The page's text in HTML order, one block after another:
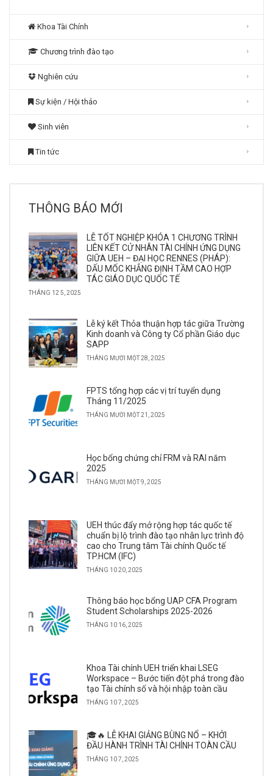
Khoa Tài Chính
Chương trình đào tạo
Nghiên cứu
Sự kiện / Hội thảo
Sinh viên
Tin tức
THÔNG BÁO MỚI
LỄ TỐT NGHIỆP KHÓA 1 CHƯƠNG TRÌNH
LIÊN KẾT CỬ NHÂN TÀI CHÍNH ỨNG DỤNG
GIỮA UEH – ĐẠI HỌC RENNES (PHÁP):
DẤU MỐC KHẲNG ĐỊNH TẦM CAO HỢP
TÁC GIÁO DỤC QUỐC TẾ
THÁNG 12 5, 2025
Lễ ký kết Thỏa thuận hợp tác giữa Trường
Kinh doanh và Công ty Cổ phần Giáo dục
SAPP
THÁNG MƯỜI MỘT 28, 2025
FPTS tổng hợp các vị trí tuyển dụng
Tháng 11/2025
THÁNG MƯỜI MỘT 21, 2025
Học bổng chứng chỉ FRM và RAI năm
2025
THÁNG MƯỜI MỘT 9, 2025
UEH thúc đẩy mở rộng hợp tác quốc tế
chuẩn bị lộ trình đào tạo nhân lực trình độ
cao cho Trung tâm Tài chính Quốc tế
TP.HCM (IFC)
THÁNG 10 20, 2025
Thông báo học bổng UAP CFA Program
Student Scholarships 2025-2026
THÁNG 10 16, 2025
Khoa Tài chính UEH triển khai LSEG
Workspace – Bước tiến đột phá trong đào
tạo Tài chính số và hội nhập toàn cầu
THÁNG 10 7, 2025
🎓🔥 LỄ KHAI GIẢNG BÙNG NỔ – KHỞI
ĐẦU HÀNH TRÌNH TÀI CHÍNH TOÀN CẦU
THÁNG 10 7, 2025